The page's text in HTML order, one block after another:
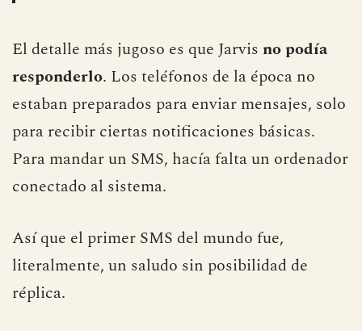
“Merry Christmas”
El detalle más jugoso es que Jarvisno podía
responderlo. Los teléfonos de la época no
estaban preparados para enviar mensajes, solo
para recibir ciertas notificaciones básicas.
conectado al sistema.
Así que el primer SMS del mundo fue,